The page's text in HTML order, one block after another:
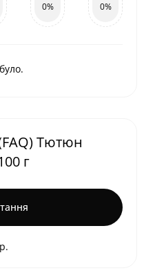
0% 0%
Тютюн
г